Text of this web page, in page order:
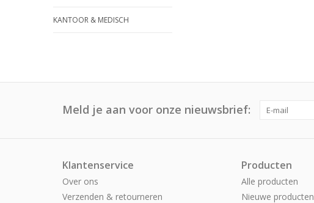
KANTOOR & MEDISCH
Meld je aan voor onze nieuwsbrief:
Klantenservice
Over ons
Verzenden & retourneren
Producten
Alle producten
Nieuwe producten